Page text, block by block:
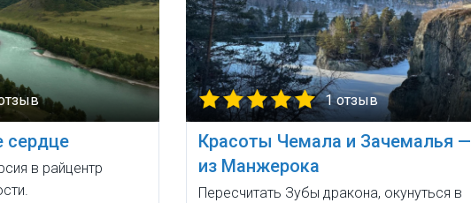
сердце
в райцентр
1 отзыв
Красоты Чемала и Зачемалья —
из Манжерока
Пересчитать Зубы дракона, окунуться в